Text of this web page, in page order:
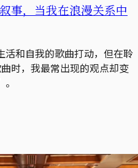
事，当我在浪漫关系中
活和自我的歌曲打动，但在聆
时，我最常出现的观点却变